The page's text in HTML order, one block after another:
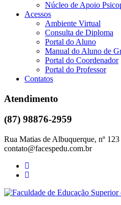
Núcleo de Apoio
Acessos
Ambiente Virtual
Consulta de Diploma
Portal do Aluno
Manual do Aluno de
Portal do Coordenador
Portal do Professor
Contatos
Atendimento
(87) 98876-2959
Rua Matias de Albuquerque, nº
contato@facespedu.com.br